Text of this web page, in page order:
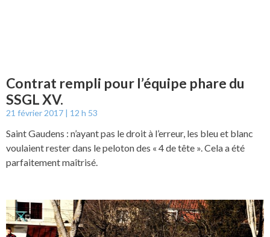
Contrat rempli pour l’équipe phare du
SSGL XV.
21 février 2017 12 h 53
Saint Gaudens : n’ayant pas le droit à l’erreur, les bleu et blanc
voulaient rester dans le peloton des « 4 de tête ». Cela a été
parfaitement maîtrisé.